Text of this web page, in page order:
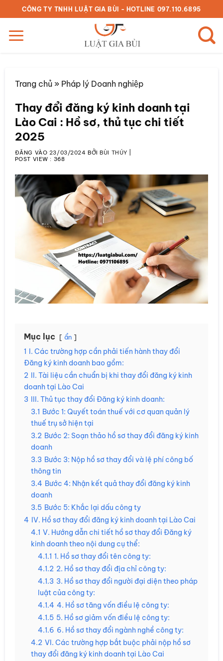
qua
nội
dung
CÔNG TY TNHH LUẬT GIA BÙI - HOTLINE 097.110.6895
Trang chủ» Pháp lý Doanh nghiệp
Thay đổi đăng ký kinh doanh tại
Lào Cai : Hồ sơ, thủ tục chi tiết
2025
ĐĂNG VÀO 23/03/2024 BỞIBÙI THÚY
POST VIEW : 368
Mục lục ẩn
1 I. Các trường hợp cần phải tiến hành thay đổi
Đăng ký kinh doanh bao gồm:
2 II. Tài liệu cần chuẩn bị khi thay đổi đăng ký kinh
doanh tại Lào Cai
3 III. Thủ tục thay đổi Đăng ký kinh doanh:
3.1 Bước 1: Quyết toán thuế với cơ quan quản lý
thuế trụ sở hiện tại
3.2 Bước 2: Soạn thảo hồ sơ thay đổi đăng ký kinh
doanh
3.3 Bước 3: Nộp hồ sơ thay đổi và lệ phí công bố
thông tin
3.4 Bước 4: Nhận kết quả thay đổi đăng ký kinh
doanh
3.5 Bước 5: Khắc lại dấu công ty
4 IV. Hồ sơ thay đổi đăng ký kinh doanh tại Lào Cai
4.1 V. Hướng dẫn chi tiết hồ sơ thay đổi Đăng ký
kinh doanh theo nội dung cụ thể:
4.1.1 1. Hồ sơ thay đổi tên công ty:
4.1.2 2. Hồ sơ thay đổi địa chỉ công ty:
4.1.3 3. Hồ sơ thay đổi người đại diện theo pháp
luật của công ty:
4.1.4 4. Hồ sơ tăng vốn điều lệ công ty:
4.1.5 5. Hồ sơ giảm vốn điều lệ công ty:
4.1.6 6. Hồ sơ thay đổi ngành nghề công ty:
4.2 VI. Các trường hợp bắt buộc phải nộp hồ sơ
thay đổi đăng ký kinh doanh tại Lào Cai